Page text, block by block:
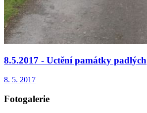
8.5.2017 - Uctění památky padlých
8. 5. 2017
Fotogalerie